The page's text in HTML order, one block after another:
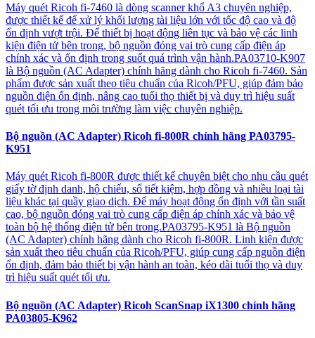
Máy quét Ricoh fi-7460 là dòng scanner khổ A3 chuyên nghiệp,
được thiết kế để xử lý khối lượng tài liệu lớn với tốc độ cao và độ
ổn định vượt trội. Để thiết bị hoạt động liên tục và bảo vệ các linh
kiện điện tử bên trong, bộ nguồn đóng vai trò cung cấp điện áp
chính xác và ổn định trong suốt quá trình vận hành.PA03710-K907
là Bộ nguồn (AC Adapter) chính hãng dành cho Ricoh fi-7460. Sản
phẩm được sản xuất theo tiêu chuẩn của Ricoh/PFU, giúp đảm bảo
nguồn điện ổn định, nâng cao tuổi thọ thiết bị và duy trì hiệu suất
quét tối ưu trong môi trường làm việc chuyên nghiệp.
Bộ nguồn (AC Adapter) Ricoh fi-800R chính hãng PA03795-
K951
Máy quét Ricoh fi-800R được thiết kế chuyên biệt cho nhu cầu quét
giấy tờ định danh, hộ chiếu, sổ tiết kiệm, hợp đồng và nhiều loại tài
liệu khác tại quầy giao dịch. Để máy hoạt động ổn định với tần suất
cao, bộ nguồn đóng vai trò cung cấp điện áp chính xác và bảo vệ
toàn bộ hệ thống điện tử bên trong.PA03795-K951 là Bộ nguồn
(AC Adapter) chính hãng dành cho Ricoh fi-800R. Linh kiện được
sản xuất theo tiêu chuẩn của Ricoh/PFU, giúp cung cấp nguồn điện
ổn định, đảm bảo thiết bị vận hành an toàn, kéo dài tuổi thọ và duy
trì hiệu suất quét tối ưu.
Bộ nguồn (AC Adapter) Ricoh ScanSnap iX1300 chính hãng
PA03805-K962